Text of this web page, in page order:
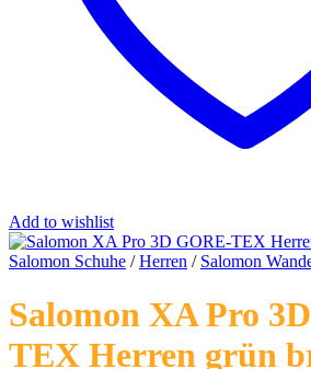
Add to wishlist
Salomon Schuhe / Herren / Salomon
Salomon XA Pro
TEX Herren grün